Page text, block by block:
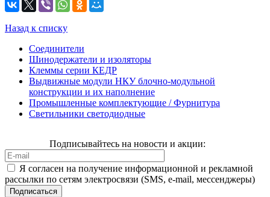
Назад к списку
Соединители
Шинодержатели и изоляторы
Клеммы серии КЕДР
Выдвижные модули НКУ блочно-модульной
конструкции и их наполнение
Промышленные комплектующие / Фурнитура
Светильники светодиодные
Подписывайтесь на новости и акции:
Я согласен на получение информационной и рекламной
рассылки по сетям электросвязи (SMS, e-mail, мессенджеры)